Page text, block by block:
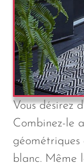
Vous désirez
Combinez-le
blanc. Même